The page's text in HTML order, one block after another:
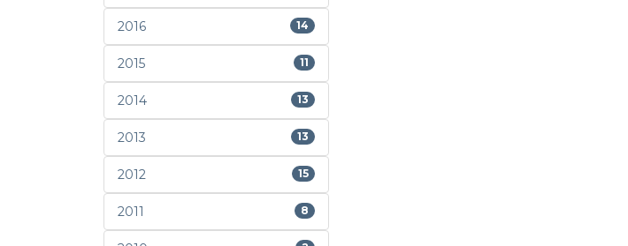
2016 14
2015 11
2014 13
2013 13
2012 15
2011 8